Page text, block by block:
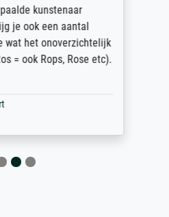
kunstenaar
je ook een aantal
wat het onoverzichtelijk
= ook Rops, Rose etc).